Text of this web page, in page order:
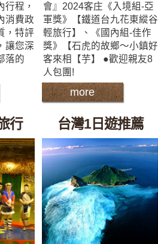
行程，
消費政
，特評
讓您深
落的
會』2024客庄《入境組-亞
軍獎》【鐵道台九花東縱谷
輕旅行】、《國內組-佳作
獎》【石虎的故鄉～小鎮好
客來相【芋】 ●歡迎親友8
人包團!
more
行 台灣1日遊推薦